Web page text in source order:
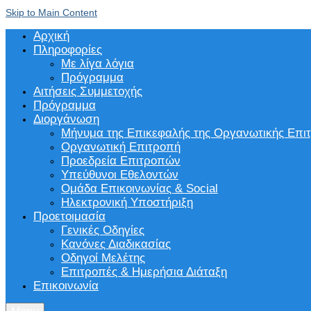
Skip to Main Content
Αρχική
Πληροφορίες
Με λίγα λόγια
Πρόγραμμα
Αιτήσεις Συμμετοχής
Πρόγραμμα
Διοργάνωση
Μήνυμα της Επικεφαλής της Οργανωτικής
Οργανωτική Επιτροπή
Προεδρεία Επιτροπών
Υπεύθυνοι Εθελοντών
Ομάδα Επικοινωνίας & Social
Ηλεκτρονική Υποστήριξη
Προετοιμασία
Γενικές Οδηγίες
Κανόνες Διαδικασίας
Οδηγοί Μελέτης
Επιτροπές & Ημερήσια Διάταξη
Επικοινωνία